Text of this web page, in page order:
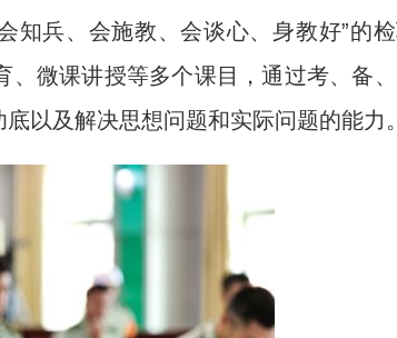
知兵、会施教、会谈心、身教好”的
微课讲授等多个课目，通过考、备、
以及解决思想问题和实际问题的能力。